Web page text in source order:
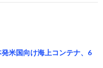
発米国向け海上コンテナ、6